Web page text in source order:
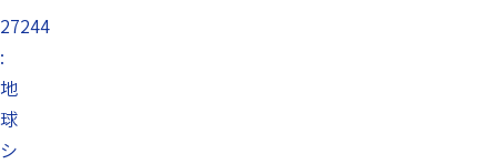
27244
:
地
球
シ